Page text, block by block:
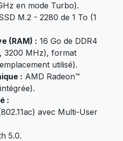
en mode Turbo).
M.2 - 2280 de 1 To (1
(RAM) : 16 Go de DDR4
3200 MHz), format
utilisé).
: AMD Radeon™
:
avec Multi-User
5.0.